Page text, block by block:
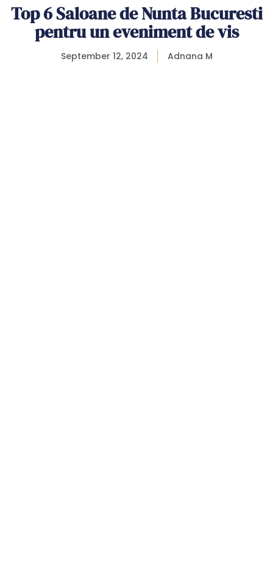
Top 6 Saloane de Nunta Bucuresti
pentru un eveniment de vis
September 12, 2024 Adnana M